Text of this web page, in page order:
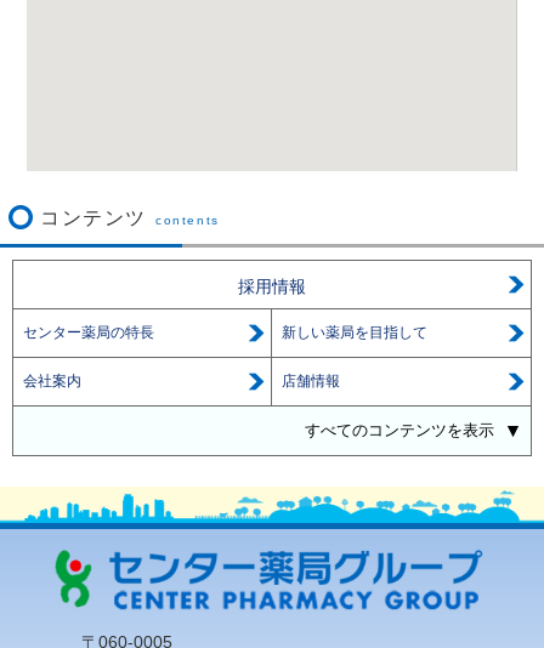
コンテンツ contents
採用情報
センター薬局の特長 新しい薬局を目指して
会社案内 店舗情報
すべてのコンテンツを表示
〒060-0005